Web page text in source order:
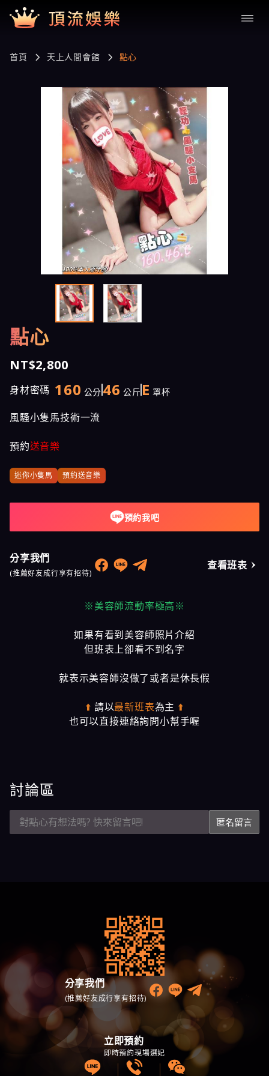
首頁 天上人間會館 點心
點心
NT$2,800
身材密碼 160 公分 46 公斤 E 罩杯
風騷小隻馬技術一流
預約送音樂
迷你小隻馬 預約送音樂
預約我吧
分享我們
(推薦好友成行享有招待)
查看班表
※美容師流動率極高※
如果有看到美容師照片介紹
但班表上卻看不到名字
就表示美容師沒做了或者是休長假
⬆️ 請以最新班表為主 ⬆️
也可以直接連絡詢問小幫手喔
討論區
匿名留言
分享我們
(推薦好友成行享有招待)
立即預約
即時預約現場選妃